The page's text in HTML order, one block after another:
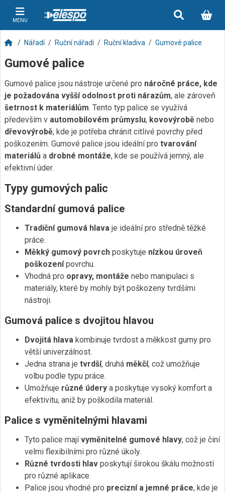
MENU
Nářadí Ruční nářadí Ruční kladiva Gumové palice
Gumové palice
Gumové palice jsou nástroje určené pro náročné práce, kde
je požadována vyšší odolnost proti nárazům, ale zároveň
šetrnost k materiálům. Tento typ palice se využívá
především v automobilovém průmyslu, kovovýrobě nebo
dřevovýrobě, kde je potřeba chránit citlivé povrchy před
poškozením. Gumové palice jsou ideální pro tvarování
materiálů a drobné montáže, kde se používá jemný, ale
efektivní úder.
Typy gumových palic
Standardní gumová palice
Tradiční gumová hlava je ideální pro středně těžké
práce.
Měkký gumový povrch poskytuje nízkou úroveň
poškozenípovrchu.
Vhodná pro opravy, montáže nebo manipulaci s
materiály, které by mohly být poškozeny tvrdšími
nástroji.
Gumová palice s dvojitou hlavou
Dvojitá hlava kombinuje tvrdost a měkkost gumy pro
větší univerzálnost.
Jedna strana je tvrdší, druhá měkčí, což umožňuje
volbu podle typu práce.
Umožňuje různé údery a poskytuje vysoký komfort a
efektivitu, aniž by poškodila materiál.
Palice s vyměnitelnými hlavami
Tyto palice majívyměnitelné gumové hlavy, což je činí
velmi flexibilními pro různé úkoly.
Různé tvrdosti hlav poskytují širokou škálu možností
pro různé aplikace.
Palice jsou vhodné pro precizní a jemné práce, kde je